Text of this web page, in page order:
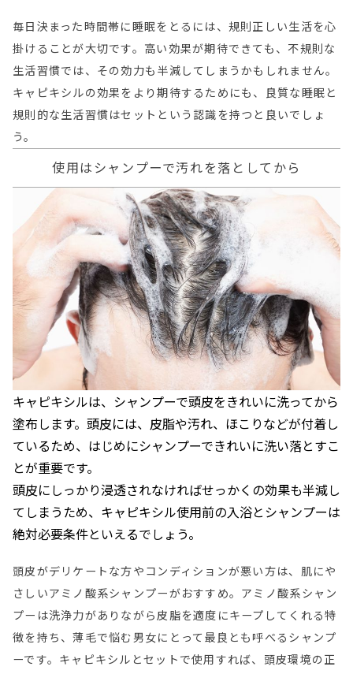
毎日決まった時間帯に睡眠をとるには、規則正しい生活を心
掛けることが大切です。高い効果が期待できても、不規則な
生活習慣では、その効力も半減してしまうかもしれません。
キャピキシルの効果をより期待するためにも、良質な睡眠と
規則的な生活習慣はセットという認識を持つと良いでしょ
う。
使用はシャンプーで汚れを落としてから
キャピキシルは、シャンプーで頭皮をきれいに洗ってから
塗布します。頭皮には、皮脂や汚れ、ほこりなどが付着し
ているため、はじめにシャンプーできれいに洗い落とすこ
とが重要です。
頭皮にしっかり浸透されなければせっかくの効果も半減し
てしまうため、キャピキシル使用前の入浴とシャンプーは
絶対必要条件といえるでしょう。
頭皮がデリケートな方やコンディションが悪い方は、肌にや
さしいアミノ酸系シャンプーがおすすめ。アミノ酸系シャン
プーは洗浄力がありながら皮脂を適度にキープしてくれる特
徴を持ち、薄毛で悩む男女にとって最良とも呼べるシャンプ
ーです。キャピキシルとセットで使用すれば、頭皮環境の正